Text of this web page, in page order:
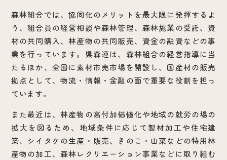
森林組合では、協同化のメリットを最大限に発揮するよ
う、組合員の経営相談や森林管理、森林施業の受託、資
材の共同購入、林産物の共同販売、資金の融資などの事
業を行っています。県森連は、森林組合の経営指導に当
たるほか、全国に素材市売市場を開設し、国産材の販売
拠点として、物流・情報・金融の面で重要な役割を担っ
ています。
また最近は、林産物の高付加価値化や地域の就労の場の
拡大を図るため、地域条件に応じて製材加工や住宅建
築、シイタケの生産・販売、きのこ・山菜などの特用林
産物の加工、森林レクリエーション事業などに取り組む